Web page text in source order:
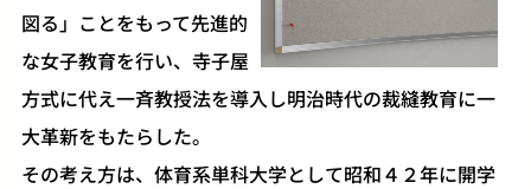
図る」ことをもって先進的
な女子教育を行い、寺子屋
方式に代え一斉教授法を導入し明治時代の裁縫教育に一
大革新をもたらした。
その考え方は、体育系単科大学として昭和４２年に開学